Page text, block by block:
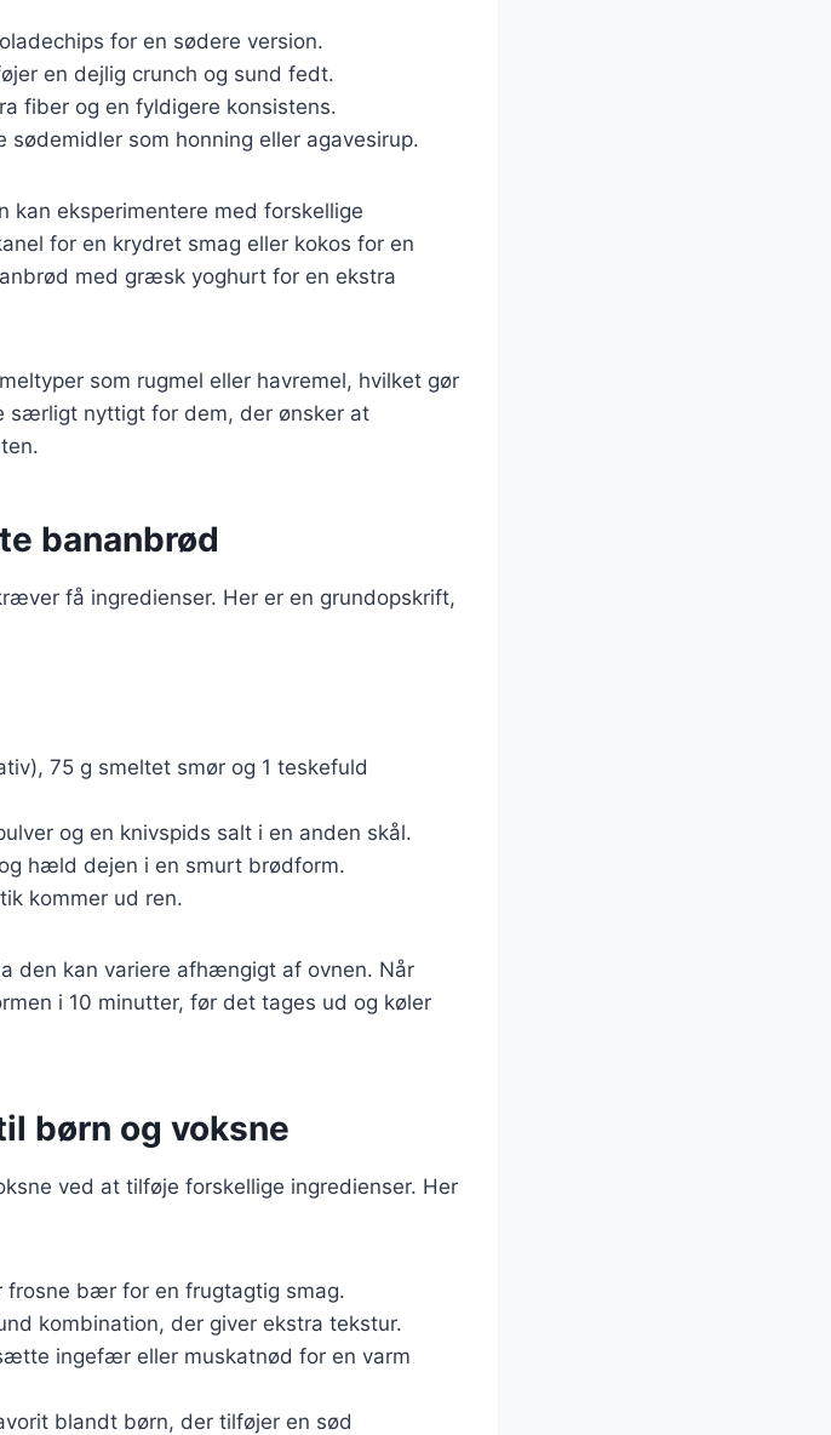
for en sødere version.
en dejlig crunch og sund fedt.
fiber og en fyldigere konsistens.
sødemidler som honning eller agavesirup.
kan eksperimentere med forskellige
for en krydret smag eller kokos for en
med græsk yoghurt for en ekstra
som rugmel eller havremel, hvilket gør
særligt nyttigt for dem, der ønsker at
bananbrød
få ingredienser. Her er en grundopskrift,
75 g smeltet smør og 1 teskefuld
og en knivspids salt i en anden skål.
hæld dejen i en smurt brødform.
kommer ud ren.
den kan variere afhængigt af ovnen. Når
i 10 minutter, før det tages ud og køler
børn og voksne
ved at tilføje forskellige ingredienser. Her
bær for en frugtagtig smag.
kombination, der giver ekstra tekstur.
ingefær eller muskatnød for en varm
blandt børn, der tilføjer en sød